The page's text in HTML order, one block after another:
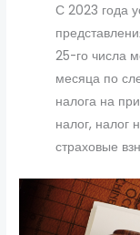
С 2023 года
25-го числа
месяца по
налога на
налог, налог
страховые